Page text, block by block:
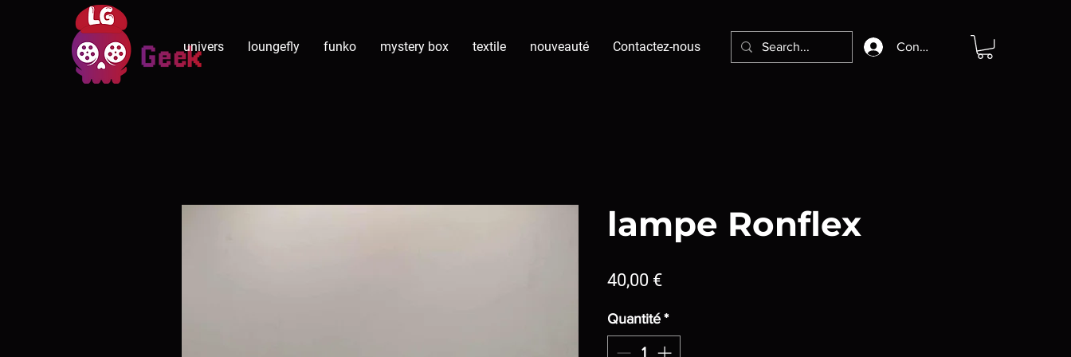
univers loungefly funko mystery box textile nouveauté Contactez-nous Connexion
lampe Ronflex
40,00 €Prix
Quantité *